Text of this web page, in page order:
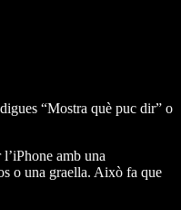
“Mostra què puc dir” o
amb una
o una graella. Això fa que